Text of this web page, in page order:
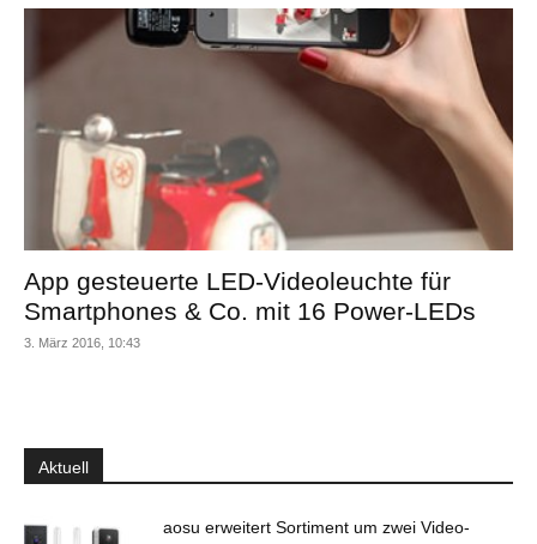
App gesteuerte LED-Videoleuchte für
Smartphones & Co. mit 16 Power-LEDs
3. März 2016, 10:43
Aktuell
aosu erweitert Sortiment um zwei Video-